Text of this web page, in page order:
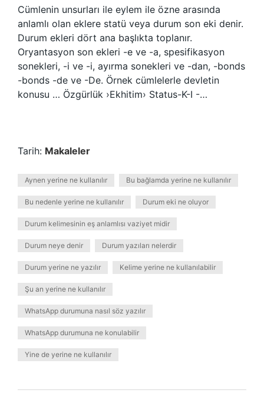
Cümlenin unsurları ile eylem ile özne arasında
anlamlı olan eklere statü veya durum son eki denir.
Durum ekleri dört ana başlıkta toplanır.
Oryantasyon son ekleri -e ve -a, spesifikasyon
sonekleri, -i ve -i, ayırma sonekleri ve -dan, -bonds
-bonds -de ve -De. Örnek cümlelerle devletin
konusu … Özgürlük ›Ekhitim› Status-K-I -…
Tarih: Makaleler
Aynen yerine ne kullanılır Bu bağlamda yerine ne kullanılır
Bu nedenle yerine ne kullanılır Durum eki ne oluyor
Durum kelimesinin eş anlamlısı vaziyet midir
Durum neye denir Durum yazıları nelerdir
Durum yerine ne yazılır Kelime yerine ne kullanılabilir
Şu an yerine ne kullanılır
WhatsApp durumuna nasıl söz yazılır
WhatsApp durumuna ne konulabilir
Yine de yerine ne kullanılır